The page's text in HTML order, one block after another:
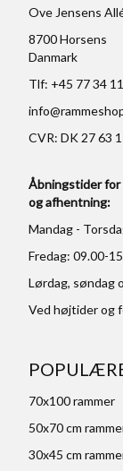
Ove Jensens
8700 Horsens
Danmark
Tlf: +45 77 34
CVR: DK 27 63
Åbningstider
og afhentning:
Mandag -
Fredag: 09.00-
Lørdag, søndag
Ved højtider og
70x100 rammer
50x70 cm
30x45 cm